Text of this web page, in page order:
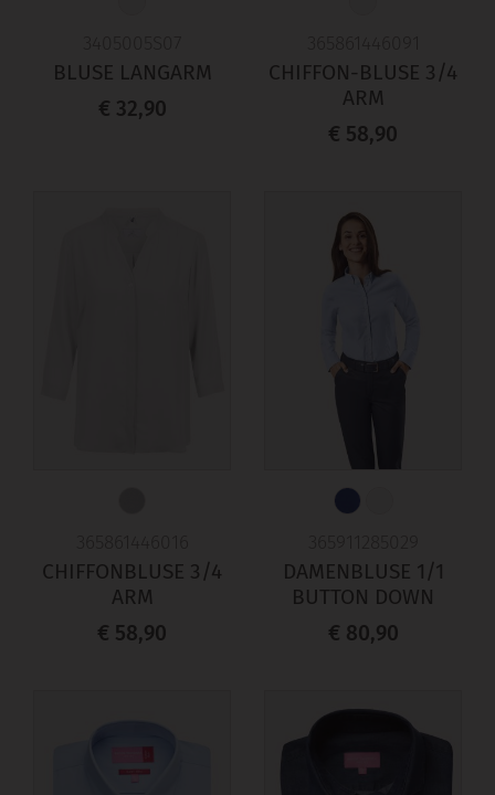
BLUSE LANGARM
€ 32,90
CHIFFON-BLUSE 3/4
ARM
€ 58,90
CHIFFONBLUSE 3/4
ARM
€ 58,90
DAMENBLUSE 1/1
BUTTON DOWN
€ 80,90